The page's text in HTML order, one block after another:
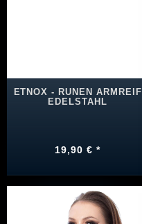
ETNOX - RUNEN ARMREIF
EDELSTAHL
19,90 € *